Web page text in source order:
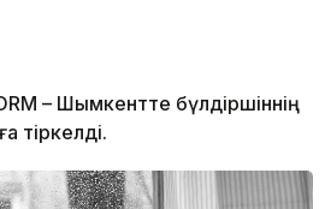
– Шымкентте бүлдіршіннің
тіркелді.